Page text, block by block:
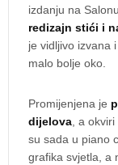
izdanju na
redizajn stići i
je vidljivo izvana
malo bolje oko.
Promijenjena je
dijelova, a
su sada u piano
grafika svjetla, a